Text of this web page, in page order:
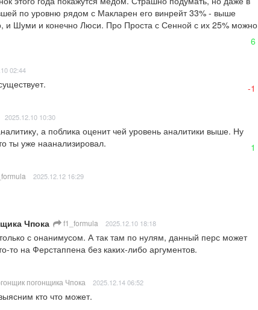
по уровню рядом с Макларен его винрейт 33% - выше
и Шуми и конечно Люси. Про Проста с Сенной с их 25% можно
6
02:44
-1
2025.12.10 10:30
а поблика оценит чей уровень аналитики выше. Ну
ты уже наанализировал.
1
2025.12.12 16:29
Чпока f1_formula 2025.12.10 18:18
с онанимусом. А так там по нулям, данный перс может
то на Ферстаппена без каких-либо аргументов.
погонщика Чпока 2025.12.14 06:52
кто что может.